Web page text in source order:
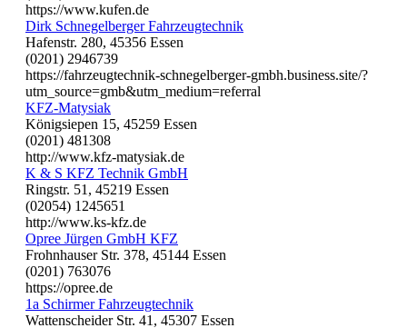
https://www.kufen.de
Dirk Schnegelberger Fahrzeugtechnik
Hafenstr. 280, 45356 Essen
(0201) 2946739
https://fahrzeugtechnik-schnegelberger-gmbh.business.site/?
utm_source=gmb&utm_medium=referral
KFZ-Matysiak
Königsiepen 15, 45259 Essen
(0201) 481308
http://www.kfz-matysiak.de
K & S KFZ Technik GmbH
Ringstr. 51, 45219 Essen
(02054) 1245651
http://www.ks-kfz.de
Opree Jürgen GmbH KFZ
Frohnhauser Str. 378, 45144 Essen
(0201) 763076
https://opree.de
1a Schirmer Fahrzeugtechnik
Wattenscheider Str. 41, 45307 Essen